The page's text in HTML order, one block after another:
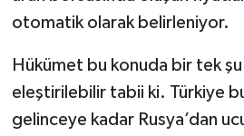
otomatik olarak belirleniyor.
Hükümet bu konuda bir tek
eleştirilebilir tabii ki. Türkiye bu
gelinceye kadar Rusya’dan